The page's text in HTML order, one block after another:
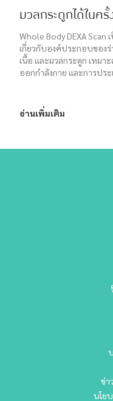
มวลกระดูกได้ในครั้
Whole Body DEXA Scan
เกี่ยวกับองค์ประกอบของร่
เนื้อ และมวลกระดูก เหม
ออกกำลังกาย และการปร
อ่านเพิ่มเติม
ข่า
นโย